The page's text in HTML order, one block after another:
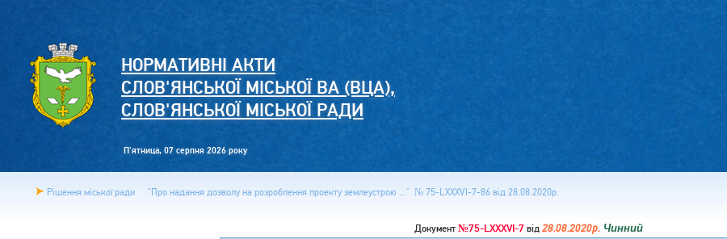
НОРМАТИВНІ АКТИ
СЛОВ'ЯНСЬКОЇ МІСЬКОЇ ВА (ВЦА),
СЛОВ'ЯНСЬКОЇ МІСЬКОЇ РАДИ
П'ятница, 07 серпня 2026 року
Рішення міської ради "Про надання дозволу на розроблення проекту землеустрою ..." № 75-LXXXVI-7-86 від 28.08.2020р.
Документ №75-LXXXVI-7від 28.08.2020р.Чинний